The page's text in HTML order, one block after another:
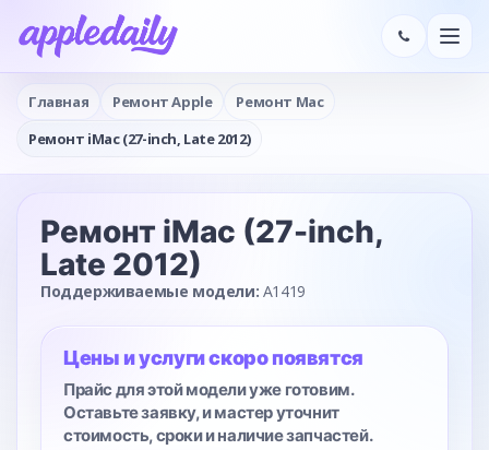
Главная Ремонт Apple
Ремонт Mac
Ремонт iMac (27-inch, Late 2012)
Ремонт iMac (27-inch,
Late 2012)
Поддерживаемые модели: A1419
Цены и услуги скоро появятся
Прайс для этой модели уже готовим.
Оставьте заявку, и мастер уточнит
стоимость, сроки и наличие запчастей.